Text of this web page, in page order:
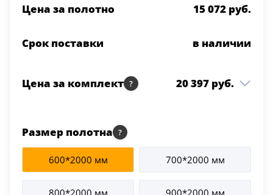
Цена за полотно 15 072 руб.
Срок поставки в наличии
Цена за комплект 20 397 руб.
Темный лак
Коробка ПМЦ с уплотн.
Темный лак
2.5 шт 3 465 руб.
Наличник ПМЦ Темный
2.5 шт
Размер полотна
600*2000 мм 700*2000 мм
800*2000 мм 900*2000 мм